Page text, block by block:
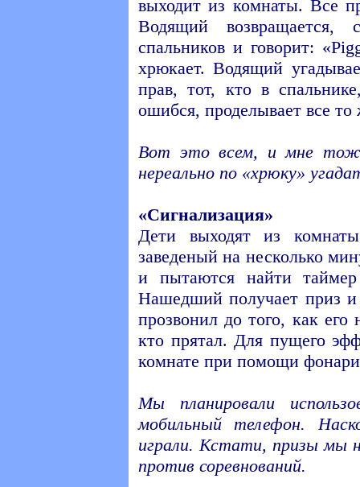
выходит из комнаты. Все
Водящий возвращается,
спальников и говорит:
хрюкает. Водящий
прав, тот, кто в
ошибся, проделывает все
Вот это всем, и мне
нереально по «хрюку»
«Сигнализация»
Дети выходят из
заведеный на несколько
и пытаются найти
Нашедший получает приз
прозвонил до того, как
кто прятал. Для пущего
комнате при помощи
Мы планировали
мобильный телефон.
играли. Кстати, призы мы
против соревнований.